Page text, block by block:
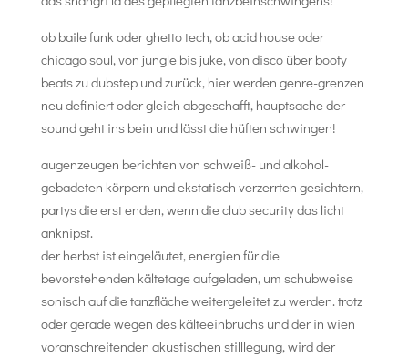
ob baile funk oder ghetto tech, ob acid house oder
chicago soul, von jungle bis juke, von disco über booty
beats zu dubstep und zurück, hier werden genre-grenzen
neu definiert oder gleich abgeschafft, hauptsache der
sound geht ins bein und lässt die hüften schwingen!
augenzeugen berichten von schweiß- und alkohol-
gebadeten körpern und ekstatisch verzerrten gesichtern,
partys die erst enden, wenn die club security das licht
anknipst.
der herbst ist eingeläutet, energien für die
bevorstehenden kältetage aufgeladen, um schubweise
sonisch auf die tanzfläche weitergeleitet zu werden. trotz
oder gerade wegen des kälteeinbruchs und der in wien
voranschreitenden akustischen stilllegung, wird der